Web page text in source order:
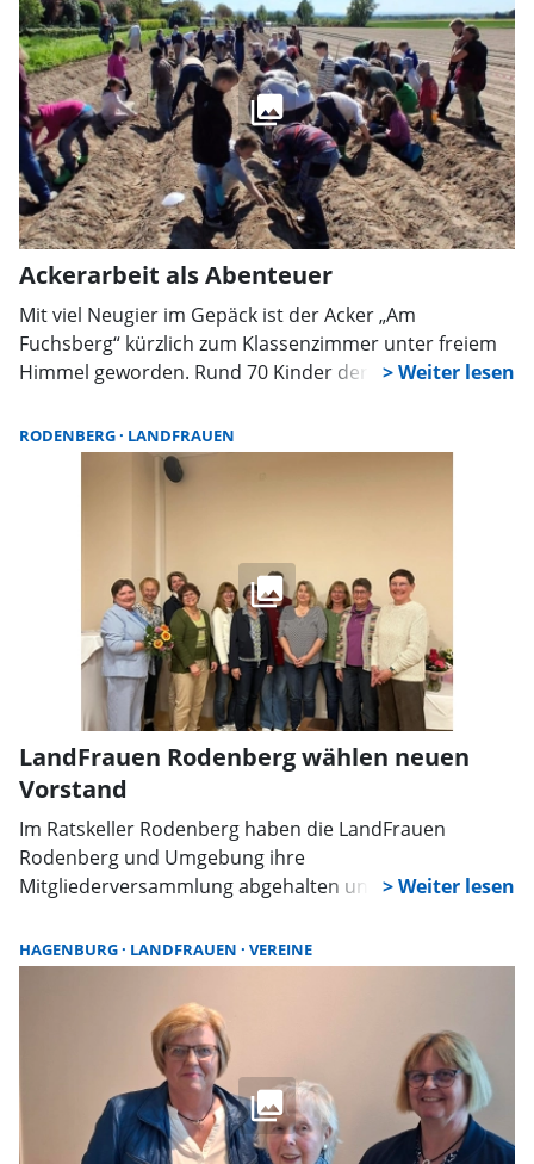
Ackerarbeit als Abenteuer
Mit viel Neugier im Gepäck ist der Acker „Am
Fuchsberg“ kürzlich zum Klassenzimmer unter freiem
Himmel geworden. Rund 70 Kinder der Grundschule
und Eimer und erlebten: Erlebnis Acker statt
Arbeitsblatt.
RODENBERG LANDFRAUEN
LandFrauen Rodenberg wählen neuen
Vorstand
Im Ratskeller Rodenberg haben die LandFrauen
Rodenberg und Umgebung ihre
Mitgliederversammlung abgehalten und einen neuen
Katurbe begrüßte 86 LandFrauen und führte
anschließend durch die Regularien.
HAGENBURG LANDFRAUEN VEREINE